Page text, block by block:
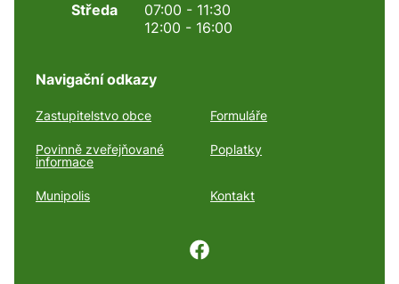
Středa
07:00 - 11:30
12:00 - 16:00
Navigační odkazy
Zastupitelstvo obce Formuláře
Povinně zveřejňované
informace
Poplatky
Munipolis Kontakt